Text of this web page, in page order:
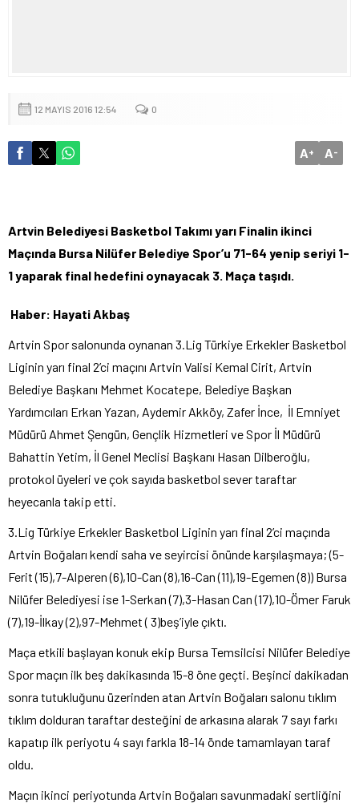
12 MAYIS 2016 12:54 0
A+ A-
Artvin Belediyesi Basketbol Takımı yarı Finalin ikinci
Maçında Bursa Nilüfer Belediye Spor’u 71-64 yenip seriyi 1-
1 yaparak final hedefini oynayacak 3. Maça taşıdı.
Haber: Hayati Akbaş
Artvin Spor salonunda oynanan 3.Lig Türkiye Erkekler Basketbol
Liginin yarı final 2’ci maçını Artvin Valisi Kemal Cirit, Artvin
Belediye Başkanı Mehmet Kocatepe, Belediye Başkan
Yardımcıları Erkan Yazan, Aydemir Akköy, Zafer İnce, İl Emniyet
Müdürü Ahmet Şengün, Gençlik Hizmetleri ve Spor İl Müdürü
Bahattin Yetim, İl Genel Meclisi Başkanı Hasan Dilberoğlu,
protokol üyeleri ve çok sayıda basketbol sever taraftar
heyecanla takip etti.
3.Lig Türkiye Erkekler Basketbol Liginin yarı final 2’ci maçında
Artvin Boğaları kendi saha ve seyircisi önünde karşılaşmaya; (5-
Ferit (15),7-Alperen (6),10-Can (8),16-Can (11),19-Egemen (8)) Bursa
Nilüfer Belediyesi ise 1-Serkan (7),3-Hasan Can (17),10-Ömer Faruk
(7),19-İlkay (2),97-Mehmet ( 3)beş’iyle çıktı.
Maça etkili başlayan konuk ekip Bursa Temsilcisi Nilüfer Belediye
Spor maçın ilk beş dakikasında 15-8 öne geçti. Beşinci dakikadan
sonra tutukluğunu üzerinden atan Artvin Boğaları salonu tıklım
tıklım dolduran taraftar desteğini de arkasına alarak 7 sayı farkı
kapatıp ilk periyotu 4 sayı farkla 18-14 önde tamamlayan taraf
oldu.
Maçın ikinci periyotunda Artvin Boğaları savunmadaki sertliğini